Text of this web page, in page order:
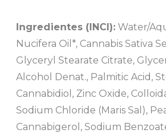
Ingredientes (INCI): Water/
Nucifera Oil*, Cannabis Sativa
Glyceryl Stearate Citrate,
Alcohol Denat., Palmitic Acid,
Cannabidiol, Zinc Oxide,
Sodium Chloride (Maris Sal),
Cannabigerol, Sodium